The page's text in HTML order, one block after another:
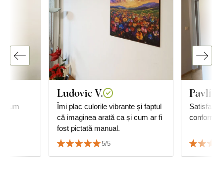
cum
Ludovic V.
Îmi plac culorile vibrante și faptul
că imaginea arată ca și cum ar fi
fost pictată manual.
5/5
conform